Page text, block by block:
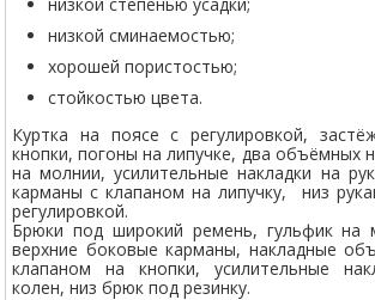
низкой сминаемостью;
хорошей пористостью;
стойкостью цвета.
Куртка на поясе с регулировкой,
кнопки, погоны на липучке, два объёмных
на молнии, усилительные накладки на
карманы с клапаном на липучку, низ
регулировкой.
Брюки под широкий ремень, гульфик на
верхние боковые карманы, накладные
клапаном на кнопки, усилительные
колен, низ брюк под резинку.